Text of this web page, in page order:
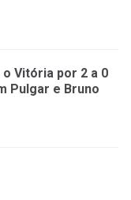
Vitória por 2 a 0
Pulgar e Bruno